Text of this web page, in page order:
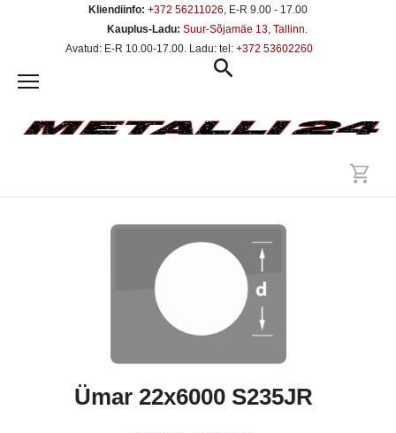
Kliendiinfo: +372 56211026, E-R 9.00 - 17.00
Kauplus-Ladu: Suur-Sõjamäe 13, Tallinn.
Avatud: E-R 10.00-17.00. Ladu: tel: +372 53602260
Ümar 22x6000 S235JR